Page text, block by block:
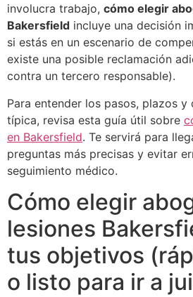
involucra trabajo, cómo elegir
Bakersfield incluye una decisión
si estás en un escenario de
existe una posible reclamación
contra un tercero responsable).
Para entender los pasos, plazos y
típica, revisa esta guía útil sobre
en Bakersfield. Te servirá para
preguntas más precisas y evitar
seguimiento médico.
Cómo elegir
lesiones
tus objetivos
o listo para ir a